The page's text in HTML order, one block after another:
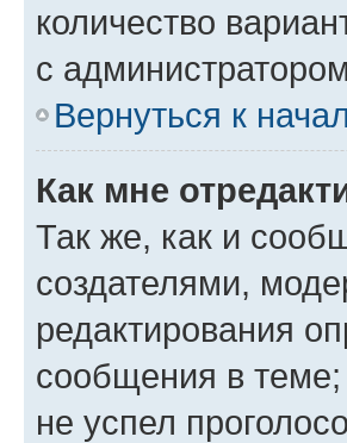
количество
с
Вернуться к
Как мне
Так же, как и
создателями,
редактирования
сообщения в теме;
не успел